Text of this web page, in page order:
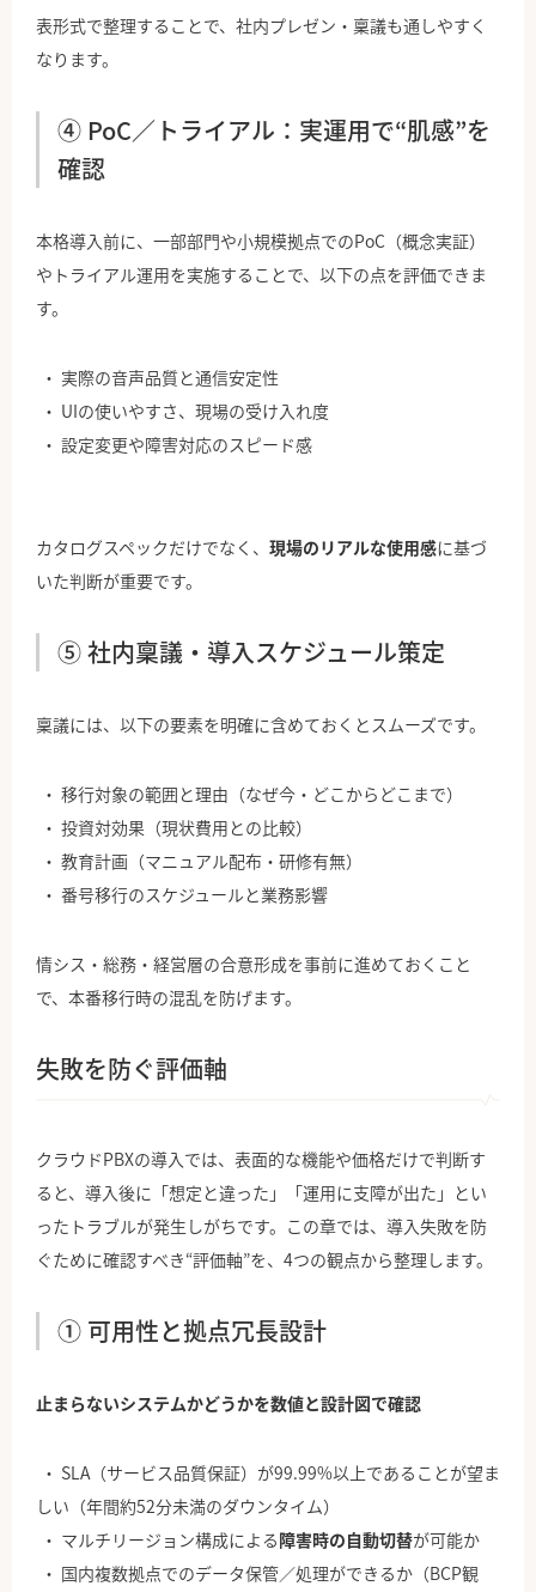
表形式で整理することで、社内プレゼン・稟議も通しやすく
なります。
④ PoC／トライアル：実運用で“肌感”を
確認
本格導入前に、一部部門や小規模拠点でのPoC（概念実証）
やトライアル運用を実施することで、以下の点を評価できま
す。
実際の音声品質と通信安定性
UIの使いやすさ、現場の受け入れ度
設定変更や障害対応のスピード感
カタログスペックだけでなく、 現場のリアルな使用感に基づ
いた判断が重要です。
⑤ 社内稟議・導入スケジュール策定
稟議には、以下の要素を明確に含めておくとスムーズです。
移行対象の範囲と理由（なぜ今・どこからどこまで）
投資対効果（現状費用との比較）
教育計画（マニュアル配布・研修有無）
番号移行のスケジュールと業務影響
情シス・総務・経営層の合意形成を事前に進めておくこと
で、本番移行時の混乱を防げます。
失敗を防ぐ評価軸
クラウドPBXの導入では、表面的な機能や価格だけで判断す
ると、導入後に「想定と違った」「運用に支障が出た」とい
ったトラブルが発生しがちです。この章では、導入失敗を防
ぐために確認すべき“評価軸”を、4つの観点から整理します。
① 可用性と拠点冗長設計
止まらないシステムかどうかを数値と設計図で確認
SLA（サービス品質保証）が99.99%以上であることが望ま
しい（年間約52分未満のダウンタイム）
マルチリージョン構成による障害時の自動切替が可能か
国内複数拠点でのデータ保管／処理ができるか（BCP観